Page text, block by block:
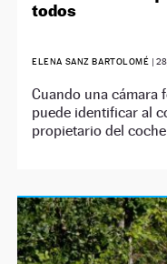
todos
ELENA SANZ BARTOLOMÉ |
Cuando una cámara
puede identificar al
propietario del